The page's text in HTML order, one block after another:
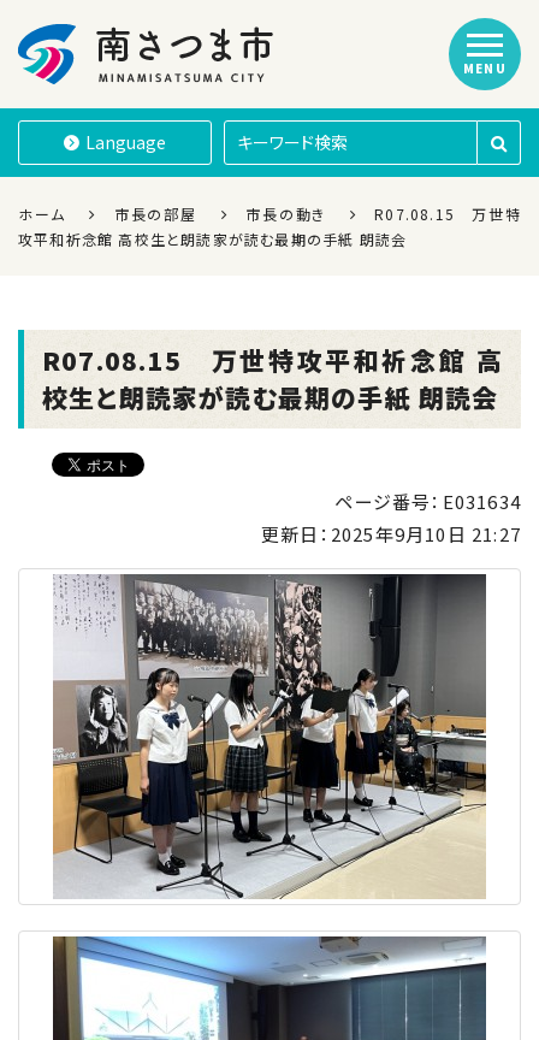
南さつま市
Language
MENU
ホーム 市長の部屋 市長の動き
R07.08.15 万世特
攻平和祈念館 高校生と朗読家が読む最期の手紙 朗読会
R07.08.15 万世特攻平和祈念館 高
校生と朗読家が読む最期の手紙 朗読会
ページ番号：E031634
更新日： 2025年9月10日 21:27